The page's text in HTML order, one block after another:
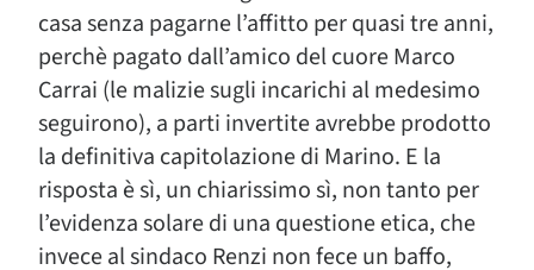
casa senza pagarne l’affitto per quasi tre anni,
perchè pagato dall’amico del cuore Marco
Carrai (le malizie sugli incarichi al medesimo
seguirono), a parti invertite avrebbe prodotto
la definitiva capitolazione di Marino. E la
risposta è sì, un chiarissimo sì, non tanto per
l’evidenza solare di una questione etica, che
invece al sindaco Renzi non fece un baffo,